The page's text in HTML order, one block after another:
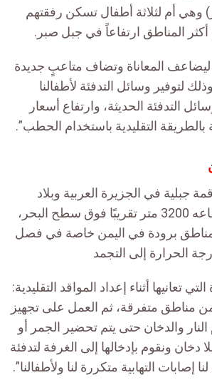
وهي أم لثلاثة أطفال تسكن رفقتهم
المناطق ارتفاعاً في جبل صبر.
ليضاعف المعاناة وتضاف متاعبٍ جديدة
لتوفير وسائل التدفئة لأطفالنا
التدفئة الحديثة، وارتفاع أسعار
بالطريقة التقليدية باستخدام الحطب”.
جبلية في الجزيرة العربية وبلاد
الشام حيث يبلغٍ ارتفاعه 3200 متر تقريبًا فوق سطح البحر،
برودة في اليمن خاصة في فصل
الحرارة إلى التجمد
تعانيها أثناء إعداد المواقد التقليدية:
مناطق متفرقة، ثم العمل على تجهيز
والدخان حتى يتم تحضير الجمر أو
دخان ونقوم بإدخالها إلى الغرفة لتدفئة
إصابات التهابية متكررة لنا ولأطفالنا”.